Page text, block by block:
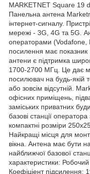
MARKETNET Square
Панельна антена
інтернет-сигналу.
мережі - 3G, 4G та 5G.
операторами (Vodafone,
посилення має
антени є підтримка
1700-2700 МГц. Це дає
посилювач на будь-якій
або зовсім відсутній.
офісних приміщень,
заміських приватних
базові станції
компактні розміри
Найкращі місця для
вікна. Антена має бути
найближчої базової
характеристики:
Коефіціент підсилення: